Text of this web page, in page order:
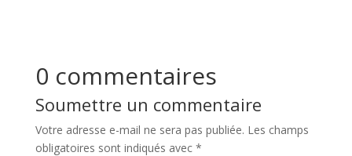
0 commentaires
Soumettre un commentaire
Votre adresse e-mail ne sera pas publiée. Les champs
obligatoires sont indiqués avec *